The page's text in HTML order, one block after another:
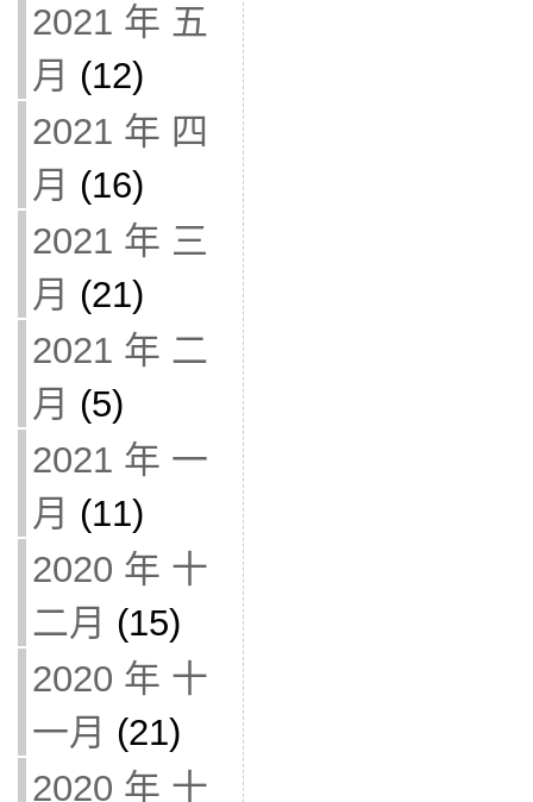
2021 年 五
月 (12)
2021 年 四
月 (16)
2021 年 三
月 (21)
2021 年 二
月 (5)
2021 年 一
月 (11)
2020 年 十
二月 (15)
2020 年 十
一月 (21)
2020 年 十